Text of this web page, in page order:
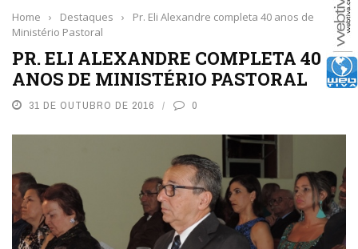
Home › Destaques ›
Pr. Eli Alexandre completa 40 anos de
Ministério Pastoral
PR. ELI ALEXANDRE COMPLETA 40
ANOS DE MINISTÉRIO PASTORAL
31 DE OUTUBRO DE 2016 0